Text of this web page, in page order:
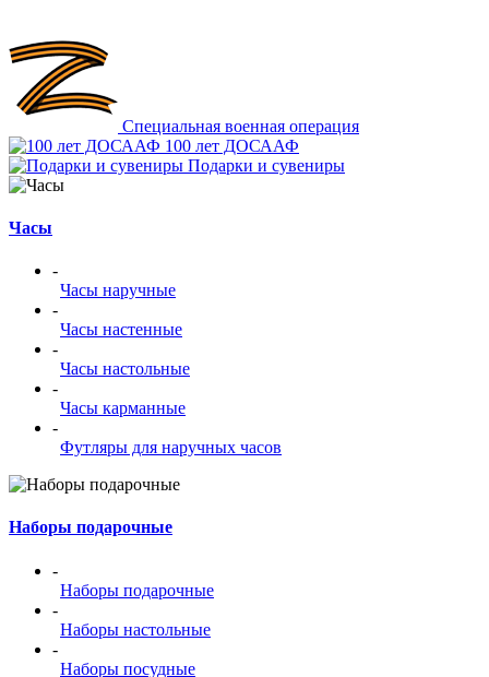
Специальная военная операция
100 лет ДОСААФ
Подарки и сувениры
Часы
-
Часы наручные
-
Часы настенные
-
Часы настольные
-
Часы карманные
-
Футляры для наручных часов
Наборы подарочные
-
Наборы подарочные
-
Наборы настольные
-
Наборы посудные